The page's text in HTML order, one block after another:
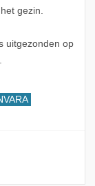
gezin.
uitgezonden op